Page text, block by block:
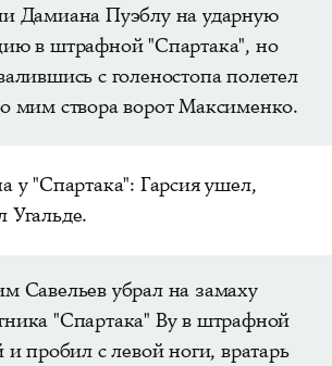
Дамиана Пуэблу на ударную
в штрафной "Спартака", но
с голеностопа полетел
мим створа ворот Максименко.
у "Спартака": Гарсия ушел,
Угальде.
Савельев убрал на замаху
"Спартака" Ву в штрафной
и пробил с левой ноги, вратарь